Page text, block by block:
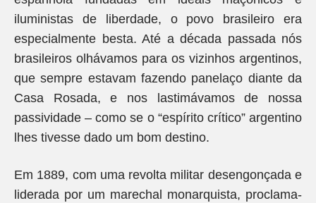
iluministas de liberdade, o povo brasileiro era
especialmente besta. Até a década passada nós
brasileiros olhávamos para os vizinhos argentinos,
que sempre estavam fazendo panelaço diante da
Casa Rosada, e nos lastimávamos de nossa
passividade – como se o “espírito crítico” argentino
lhes tivesse dado um bom destino.
Em 1889, com uma revolta militar desengonçada e
liderada por um marechal monarquista, proclama-